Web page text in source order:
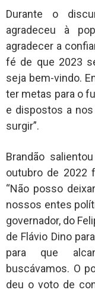
Durante o
agradeceu à
agradecer a
fé de que 2023
seja bem-vindo.
ter metas para o
e dispostos a
surgir”.
Brandão
outubro de 2022
“Não posso
nossos entes
governador, do
de Flávio Dino
para que
buscávamos. O
deu o voto de